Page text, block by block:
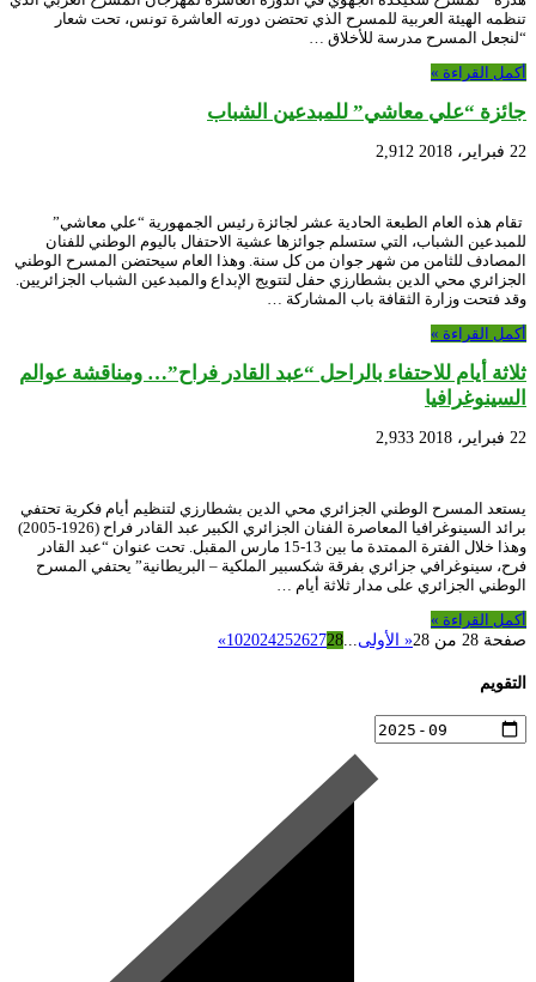
تنظمه الهيئة العربية للمسرح الذي تحتضن دورته العاشرة تونس، تحت شعار
“لنجعل المسرح مدرسة للأخلاق …
أكمل القراءة »
جائزة “علي معاشي” للمبدعين الشباب
22 فبراير، 2018 2,912
تقام هذه العام الطبعة الحادية عشر لجائزة رئيس الجمهورية “علي معاشي”
للمبدعين الشباب، التي ستسلم جوائزها عشية الاحتفال باليوم الوطني للفنان
المصادف للثامن من شهر جوان من كل سنة. وهذا العام سيحتضن المسرح الوطني
الجزائري محي الدين بشطارزي حفل لتتويج الإبداع والمبدعين الشباب الجزائريين.
وقد فتحت وزارة الثقافة باب المشاركة …
أكمل القراءة »
ثلاثة أيام للاحتفاء بالراحل “عبد القادر فراح”… ومناقشة عوالم
السينوغرافيا
22 فبراير، 2018 2,933
يستعد المسرح الوطني الجزائري محي الدين بشطارزي لتنظيم أيام فكرية تحتفي
برائد السينوغرافيا المعاصرة الفنان الجزائري الكبير عبد القادر فراح (1926-2005)
وهذا خلال الفترة الممتدة ما بين 13-15 مارس المقبل. تحت عنوان “عبد القادر
فرح، سينوغرافي جزائري بفرقة شكسبير الملكية – البريطانية” يحتفي المسرح
الوطني الجزائري على مدار ثلاثة أيام …
أكمل القراءة »
صفحة 28 من 28
« الأولى...
10202425262728
»
التقويم